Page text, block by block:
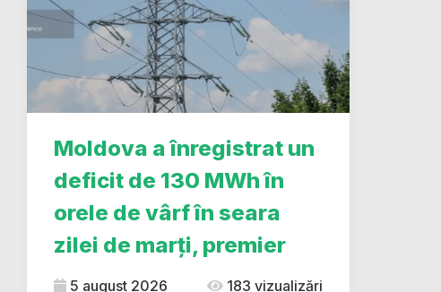
Moldova a înregistrat un
deficit de 130 MWh în
orele de vârf în seara
zilei de marți, premier
5 august 2026 183 vizualizări